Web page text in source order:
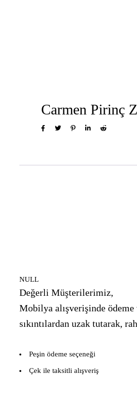
Carmen Pirinç
NULL
Değerli Müşterilerimiz,
Mobilya alışverişinde
sıkıntılardan uzak tutarak,
Peşin ödeme seçeneği
Çek ile taksitli alışveriş